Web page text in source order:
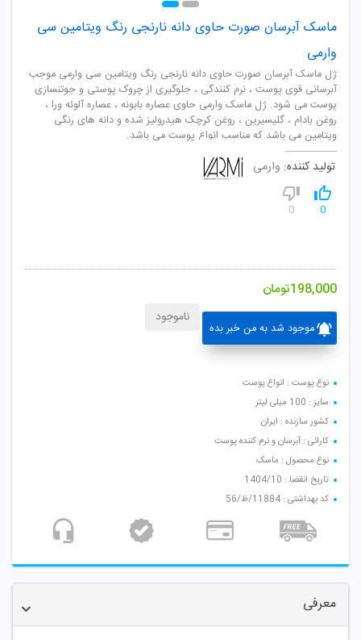
ماسک آبرسان صورت حاوی دانه نارنجی رنگ ویتامین سی
وارمی
ژل ماسک آبرسان صورت حاوی دانه نارنجی رنگ ویتامین سی وارمی موجب
آبرسانی قوی پوست ، نرم کنندگی ، جلوگیری از چروک پوستی و جوتنسازی
پوست می شود. ژل ماسک وارمی حاوی عصاره بابونه ، عصاره آلوئه ورا ،
روغن بادام ، گلیسیرین ، روغن کرچک هیدرولیز شده و دانه های رنگی
ویتامین می باشد که مناسب انواع پوست می باشد.
تولید کننده: وارمی
0
0
198,000تومان
موجود شد به من خبر بده
ناموجود
نوع پوست : انواع پوست
سایز : 100 میلی لیتر
کشور سازنده : ایران
کارائی : آبرسان و نرم کننده پوست
نوع محصول : ماسک
تاریخ انقضا : 1404/10
کد بهداشتی : 11884/ظ/56
معرفی